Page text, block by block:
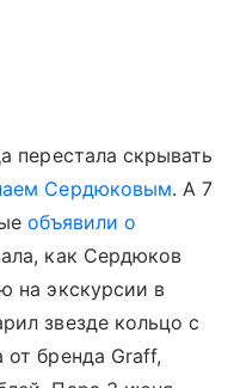
перестала скрывать
Сердюковым. А 7
объявили о
как Сердюков
на экскурсии в
звезде кольцо с
бренда Graff,